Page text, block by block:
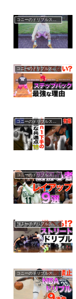
コニーのドリブルスクール
コニーのドリブルスクール
コニーのドリブルスクール
コニーのドリブルスクール
コニーのドリブルスクール